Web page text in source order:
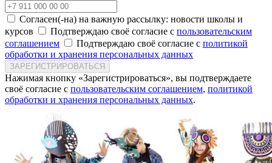
Согласен(-на) на важную рассылку: новости школы и
курсов
Подтверждаю своё согласие с пользовательским
соглашением
Подтверждаю своё согласие с политикой
обработки и хранения персональных данных
ЗАРЕГИСТРИРОВАТЬСЯ
Нажимая кнопку «Зарегистрироваться», вы подтверждаете
своё согласие с пользовательским соглашением, политикой
обработки и хранения персональных данных.